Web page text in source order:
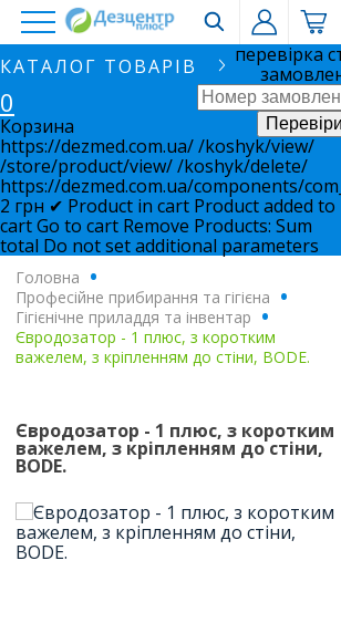
КАТАЛОГ ТОВАРІВ
перевірка
0
Корзина
https://dezmed.com.ua//koshyk/view/
/store/product/view//koshyk/delete/
https://dezmed.com.ua/components/
2 грн ✔ Product in cart Product added to
cartGo to cart Remove Products: Sum
total Do not set additional parameters
Головна
.
Професійне прибирання та гігієна
.
Гігієнічне приладдя та інвентар
.
Євродозатор - 1 плюс, з коротким
важелем, з кріпленням до стіни, BODE.
Євродозатор - 1 плюс, з коротким
важелем, з кріпленням до стіни,
BODE.